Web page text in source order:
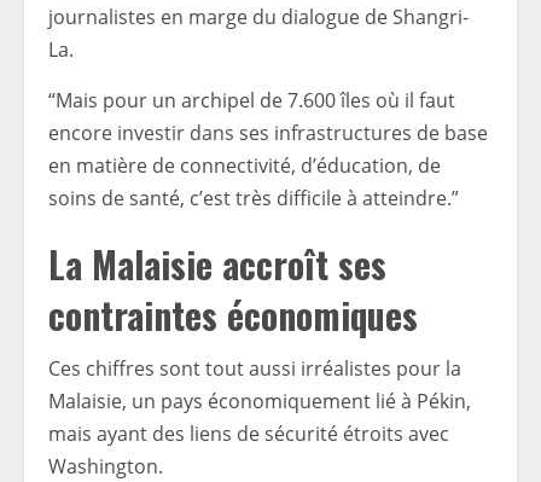
journalistes en marge du dialogue de Shangri-
La.
“Mais pour un archipel de 7.600 îles où il faut
encore investir dans ses infrastructures de base
en matière de connectivité, d’éducation, de
soins de santé, c’est très difficile à atteindre.”
La Malaisie accroît ses
contraintes économiques
Ces chiffres sont tout aussi irréalistes pour la
Malaisie, un pays économiquement lié à Pékin,
mais ayant des liens de sécurité étroits avec
Washington.